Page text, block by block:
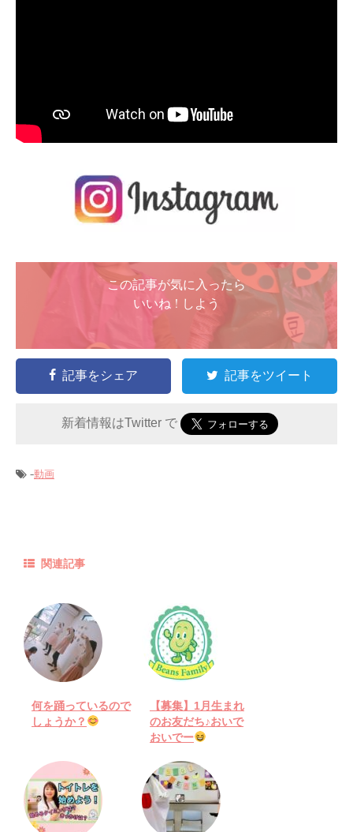
この記事が気に入ったら
いいね ! しよう
記事をシェア 記事をツイート
新着情報はTwitter で
-動画
関連記事
何を踊っているので
しょうか？
【募集】1月生まれ
のお友だち♪おいで
おいでー